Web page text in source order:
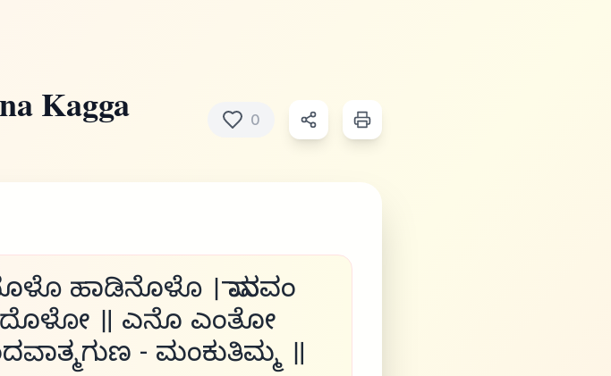
Kagga 0
ಹಾಡಿನೊಳೊ । ಮಾನವಂ
॥ ಎನೊ ಎಂತೋ
- ಮಂಕುತಿಮ್ಮ ॥